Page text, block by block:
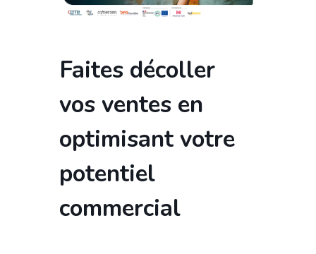
Faites décoller
vos ventes en
optimisant votre
potentiel
commercial